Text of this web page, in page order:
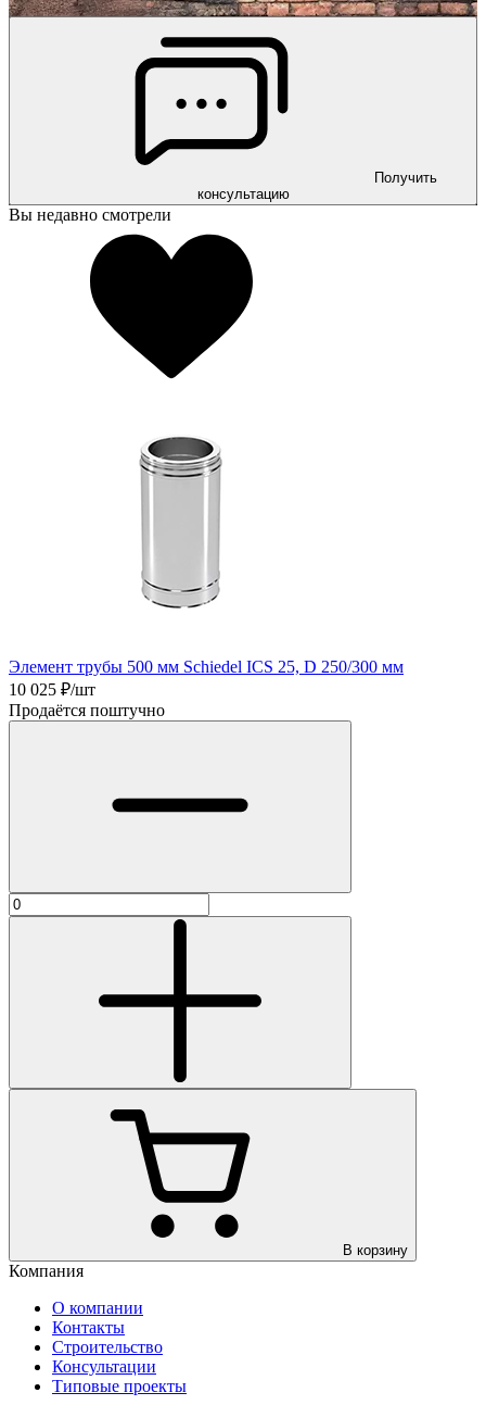
Получить
консультацию
Вы недавно смотрели
Элемент трубы 500 мм Schiedel ICS 25, D 250/300 мм
10 025 ₽/шт
Продаётся поштучно
В корзину
Компания
О компании
Контакты
Строительство
Консультации
Типовые проекты